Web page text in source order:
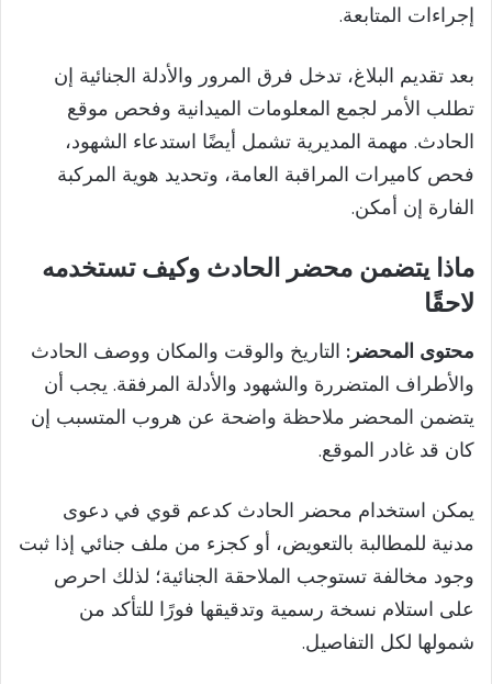
إجراءات المتابعة.
بعد تقديم البلاغ، تدخل فرق المرور والأدلة الجنائية إن
تطلب الأمر لجمع المعلومات الميدانية وفحص موقع
الحادث. مهمة المديرية تشمل أيضًا استدعاء الشهود،
فحص كاميرات المراقبة العامة، وتحديد هوية المركبة
الفارة إن أمكن.
ماذا يتضمن محضر الحادث وكيف تستخدمه
لاحقًا
محتوى المحضر: التاريخ والوقت والمكان ووصف الحادث
والأطراف المتضررة والشهود والأدلة المرفقة. يجب أن
يتضمن المحضر ملاحظة واضحة عن هروب المتسبب إن
كان قد غادر الموقع.
يمكن استخدام محضر الحادث كدعم قوي في دعوى
مدنية للمطالبة بالتعويض، أو كجزء من ملف جنائي إذا ثبت
وجود مخالفة تستوجب الملاحقة الجنائية؛ لذلك احرص
على استلام نسخة رسمية وتدقيقها فورًا للتأكد من
شمولها لكل التفاصيل.